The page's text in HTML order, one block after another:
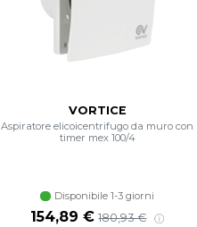
VORTICE
Aspiratore elicoicentrifugo da muro con
timer mex 100/4
Disponibile 1-3 giorni
Prezzo scontato
154,89 € Prezzo di listino
180,93 €